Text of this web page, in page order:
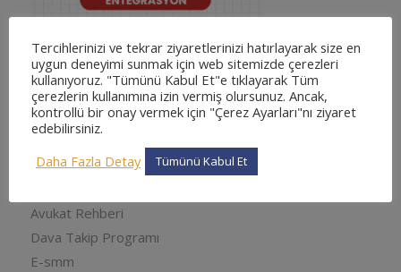
KATEGORILER
adliyesine nasıl gidilir
Arabuluculuk
Avukat Rehberi
Dava Takip Programı
E-smm
Tercihlerinizi ve tekrar ziyaretlerinizi hatırlayarak size en
uygun deneyimi sunmak için web sitemizde çerezleri
kullanıyoruz. "Tümünü Kabul Et"e tıklayarak Tüm
çerezlerin kullanımına izin vermiş olursunuz. Ancak,
kontrollü bir onay vermek için "Çerez Ayarları"nı ziyaret
edebilirsiniz.
Daha Fazla Detay
Tümünü Kabul Et